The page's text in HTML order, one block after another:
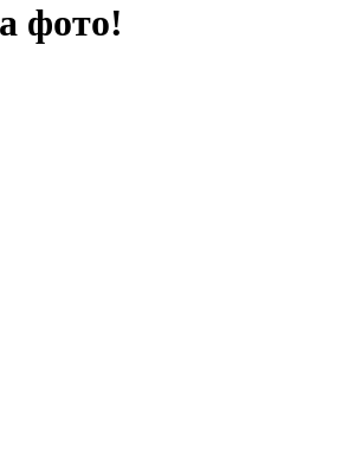
фото!